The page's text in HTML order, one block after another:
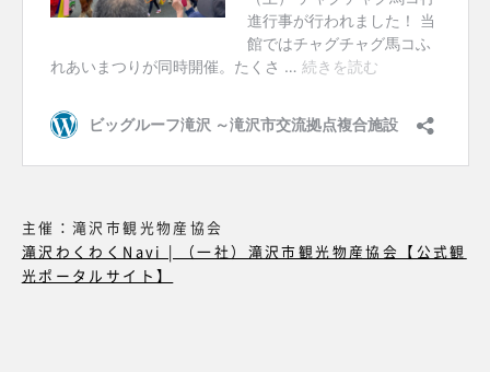
主催：滝沢市観光物産協会
滝沢わくわくNavi | （一社）滝沢市観光物産協会【公式観
光ポータルサイト】